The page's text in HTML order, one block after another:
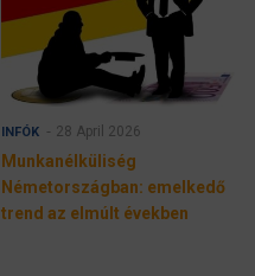
INFÓK 28 April 2026
Munkanélküliség
Németországban: emelkedő
trend az elmúlt években